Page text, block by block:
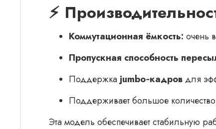
⚡
Коммутационная ёмкость: очень
Пропускная способность
Поддержка jumbo‑кадровдля
Поддерживает большое
Эта модель обеспечивает стабильную